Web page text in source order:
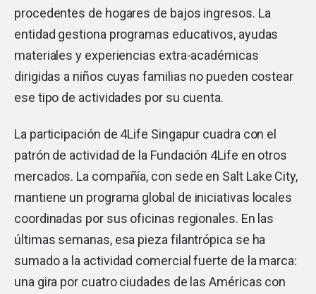
procedentes de hogares de bajos ingresos. La
entidad gestiona programas educativos, ayudas
materiales y experiencias extra-académicas
dirigidas a niños cuyas familias no pueden costear
ese tipo de actividades por su cuenta.
La participación de 4Life Singapur cuadra con el
patrón de actividad de la Fundación 4Life en otros
mercados. La compañía, con sede en Salt Lake City,
mantiene un programa global de iniciativas locales
coordinadas por sus oficinas regionales. En las
últimas semanas, esa pieza filantrópica se ha
sumado a la actividad comercial fuerte de la marca:
una gira por cuatro ciudades de las Américas con